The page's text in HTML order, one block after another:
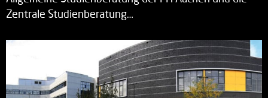
Zentrale Studienberatung…